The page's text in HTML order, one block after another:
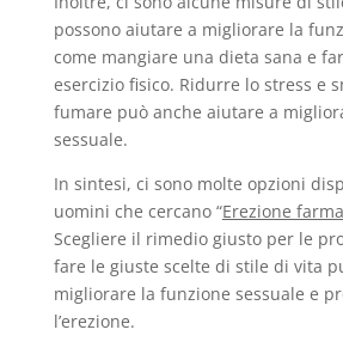
possono aiutare a migliorare la
come mangiare una dieta sana e
esercizio fisico. Ridurre lo stress e
fumare può anche aiutare a
sessuale.
In sintesi, ci sono molte opzioni
uomini che cercano “Erezione
Scegliere il rimedio giusto per le
fare le giuste scelte di stile di vita
migliorare la funzione sessuale e
l’erezione.